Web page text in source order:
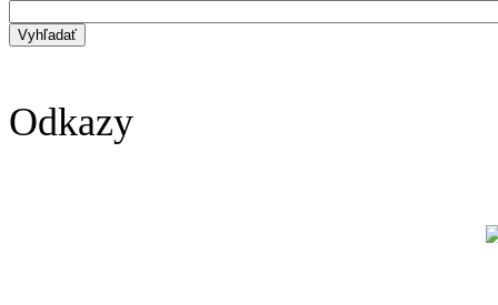
Odkazy